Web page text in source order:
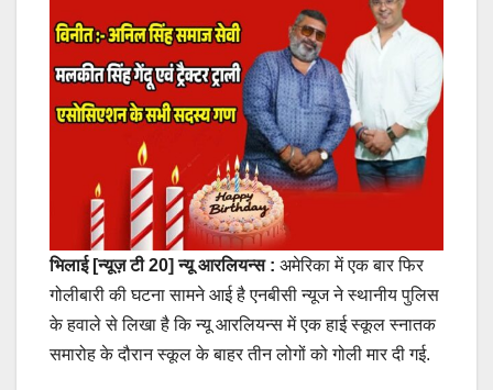
भिलाई [न्यूज़ टी 20] न्यू आरलियन्स : अमेरिका में एक बार फिर
गोलीबारी की घटना सामने आई है एनबीसी न्यूज ने स्थानीय पुलिस
के हवाले से लिखा है कि न्यू आरलियन्स में एक हाई स्कूल स्नातक
समारोह के दौरान स्कूल के बाहर तीन लोगों को गोली मार दी गई.